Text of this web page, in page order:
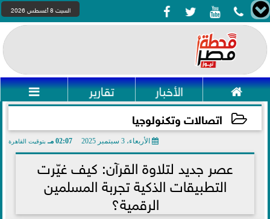
    السبت 8 أغسطس 2026
 الأخبار تقارير 
اتصالات وتكنولوجيا
الأربعاء، 3 سبتمبر 2025 02:07 مـ بتوقيت القاهرة
عصر جديد لتلاوة القرآن: كيف غيّرت
التطبيقات الذكية تجربة المسلمين
الرقمية؟